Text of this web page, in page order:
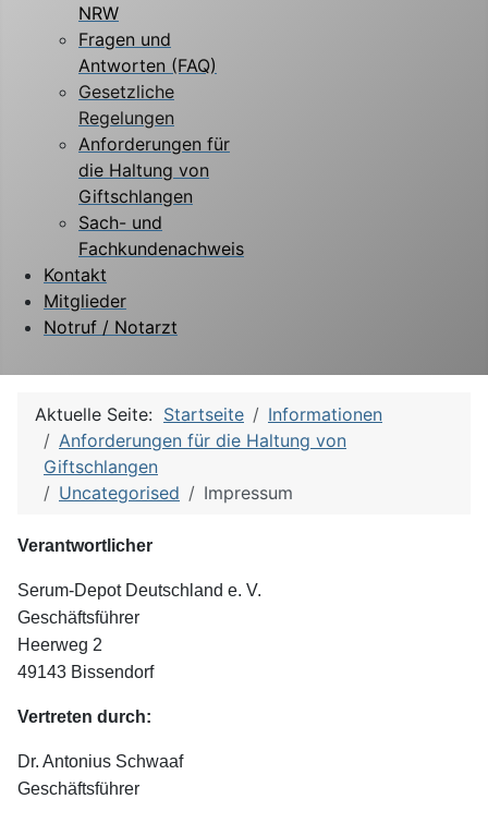
NRW
Fragen und
Antworten (FAQ)
Gesetzliche
Regelungen
Anforderungen für
die Haltung von
Giftschlangen
Sach- und
Fachkundenachweis
Kontakt
Mitglieder
Notruf / Notarzt
Aktuelle Seite: Startseite
Informationen
Anforderungen für die Haltung von
Giftschlangen
Uncategorised
Impressum
Verantwortlicher
Serum-Depot Deutschland e. V.
Geschäftsführer
Heerweg 2
49143 Bissendorf
Vertreten durch:
Dr. Antonius Schwaaf
Geschäftsführer